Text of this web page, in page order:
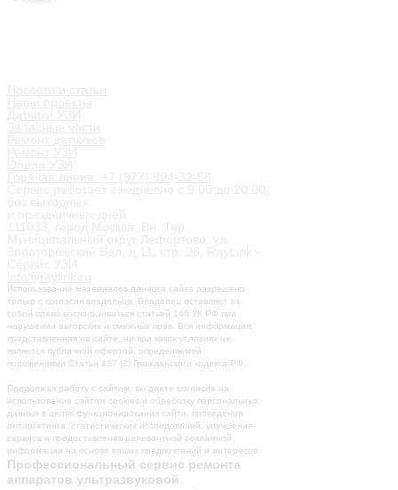
Использование материалов данного сайта разрешено
только с согласия владельца. Владелец оставляет за
собой право воспользоваться статьей 146 УК РФ при
нарушении авторских и смежных прав. Вся информация,
представленная на сайте, ни при каких условиях не
является публичной офертой, определяемой
положениями Статьи 437 (2) Гражданского кодекса РФ.
Продолжая работу с сайтом, вы даете согласие на
использование сайтом cookies и обработку персональных
данных в целях функционирования сайта, проведения
ретаргетинга, статистических исследований, улучшения
сервиса и предоставления релевантной рекламной
информации на основе ваших предпочтений и интересов.
Профессиональный сервис ремонта
аппаратов ультразвуковой